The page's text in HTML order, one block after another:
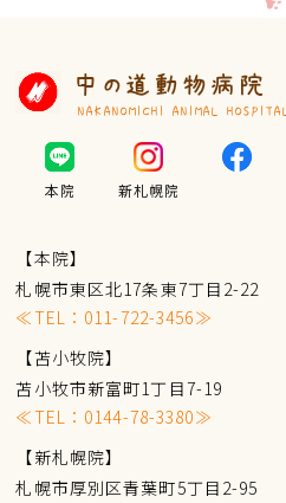
中の道動物病院
NAKANOMICHI ANIMAL HOSPITAL
本院 新札幌院
【本院】
札幌市東区北17条東7丁目2-22
≪TEL： 011-722-3456≫
【苫小牧院】
苫小牧市新富町1丁目7-19
≪TEL： 0144-78-3380≫
【新札幌院】
札幌市厚別区青葉町5丁目2-95